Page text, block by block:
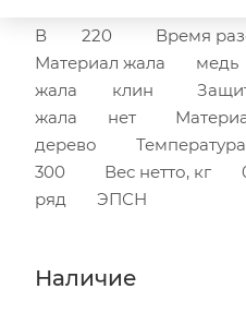
В 220 Время
Материал жала
жала клин
жала нет
дерево
300 Вес нетто, кг
ряд ЭПСН
Наличие